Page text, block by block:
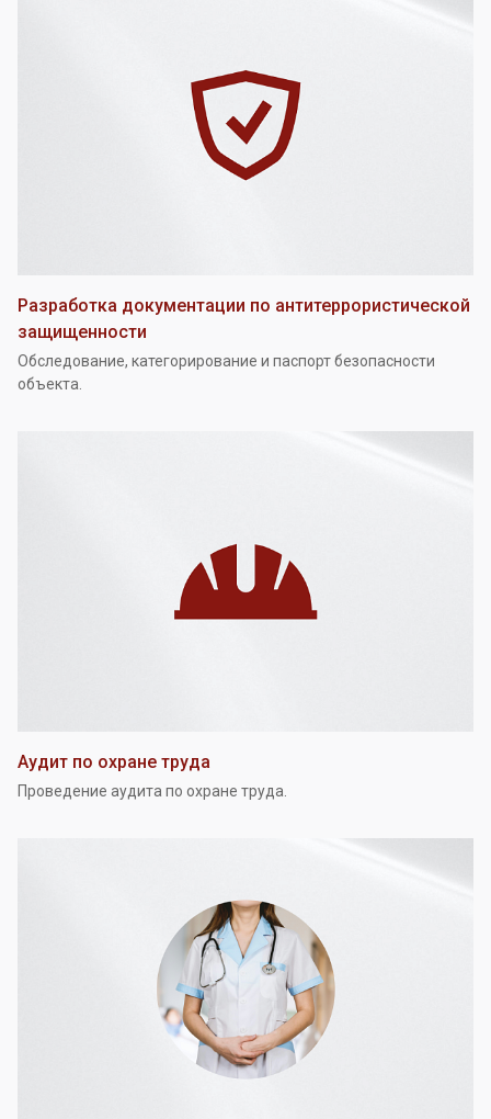
Разработка документации по антитеррористической
защищенности
Обследование, категорирование и паспорт безопасности
объекта.
Аудит по охране труда
Проведение аудита по охране труда.